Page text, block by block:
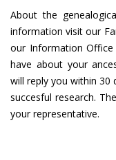
About the
information visit our
our Information
have about your
will reply you within 30
succesful research.
your representative.